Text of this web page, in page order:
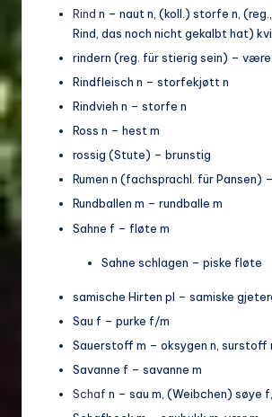
Rind n – naut n, (koll.) storfe n, (reg.,
Rind, das noch nicht gekalbt hat)
rindern (reg. für stierig sein) –
Rindfleisch n – storfekjøtt n
Rindvieh n – storfe n
Ross n – hest m
rossig (Stute) – brunstig
Rumen n (fachsprachl. für Pansen)
Rundballen m – rundballe m
Sahne f – fløte m
Sahne schlagen – piske fløte
samische Hirten pl – samiske
Sau f – purke f/m
Sauerstoff m – oksygen n, surstoff
Savanne f – savanne m
Schaf n – sau m, (Weibchen) søye